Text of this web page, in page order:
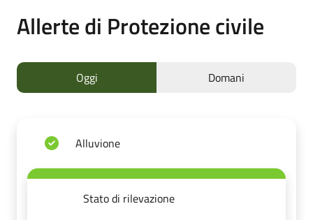
Allerte di Protezione civile
Oggi Domani
Alluvione
Stato di rilevazione